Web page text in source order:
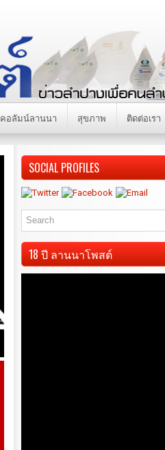
คอลัมน์ลานนา สุขภาพ ติดต่อเรา
SOCIAL PROFILES
18 ปี ลานนาโพสต์